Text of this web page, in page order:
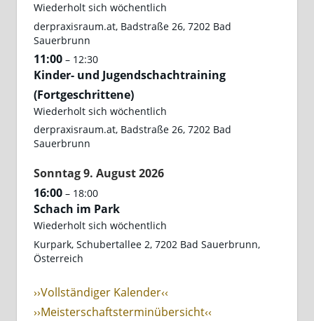
Wiederholt sich wöchentlich
derpraxisraum.at, Badstraße 26, 7202 Bad
Sauerbrunn
11:00 – 12:30
Kinder- und Jugendschachtraining
(Fortgeschrittene)
Wiederholt sich wöchentlich
derpraxisraum.at, Badstraße 26, 7202 Bad
Sauerbrunn
Sonntag9. August2026
16:00 – 18:00
Schach im Park
Wiederholt sich wöchentlich
Kurpark, Schubertallee 2, 7202 Bad Sauerbrunn,
Österreich
››Vollständiger Kalender‹‹
››Meisterschaftsterminübersicht‹‹